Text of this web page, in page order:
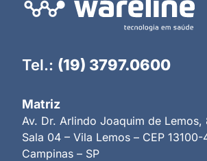
Tel.: (19) 3797.0600
Matriz
Av. Dr. Arlindo Joaquim de Lemos,
Sala 04 – Vila Lemos – CEP 13100-
Campinas – SP